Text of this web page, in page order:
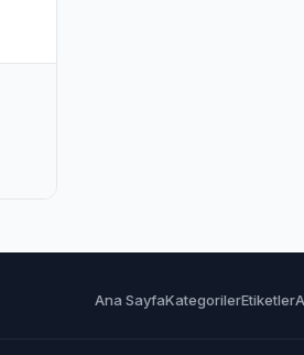
Ana SayfaKategorilerEtiketler